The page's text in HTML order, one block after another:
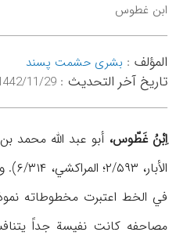
ابن غطوس
المؤلف : بشری حشمت پسند
تاریخ آخر التحدیث :
1442/11/29
اِبْنُ غَطّوس،
في الخط اعتبرت مخطوطاته نموذجاً من مفاخر الأندلس (ظ: